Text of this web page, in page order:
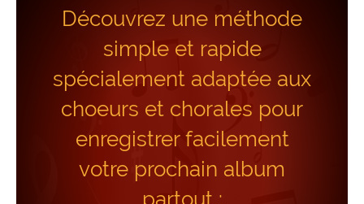
Découvrez une méthode
simple et rapide
spécialement adaptée aux
choeurs et chorales pour
enregistrer facilement
votre prochain album